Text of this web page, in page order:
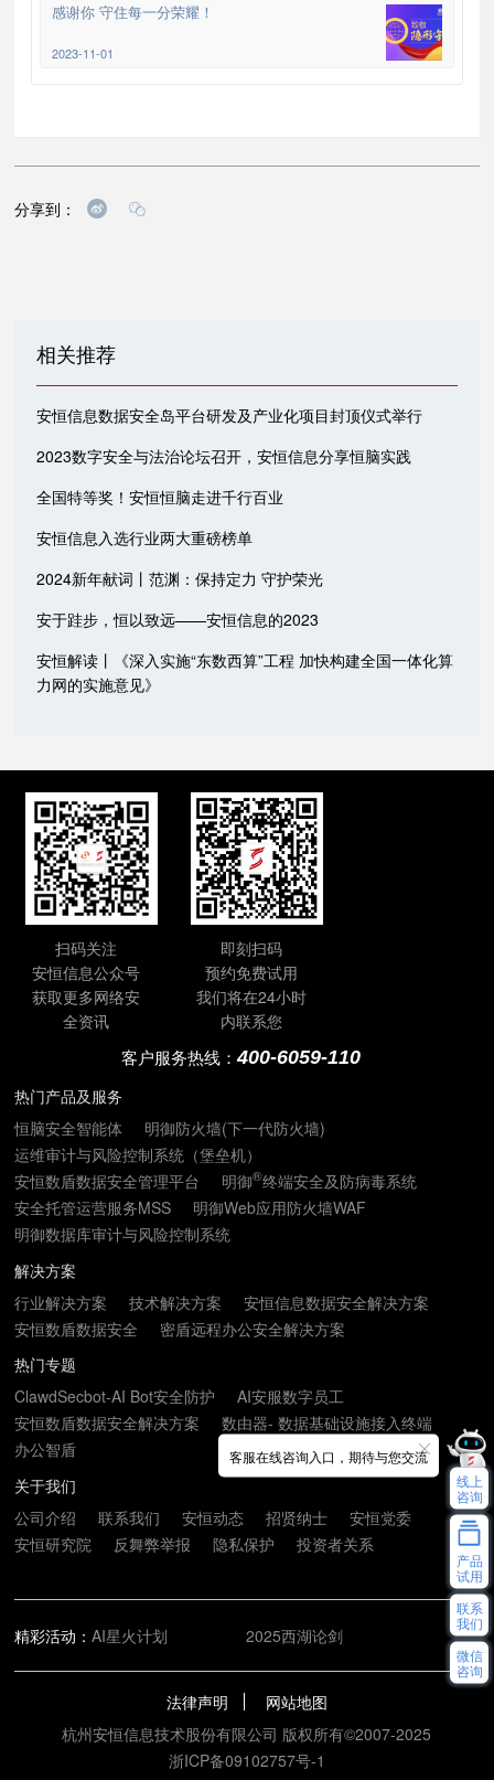
感谢你 守住每一分荣耀！
2023-11-01
分享到：
相关推荐
安恒信息数据安全岛平台研发及产业化项目封顶仪式举行
2023数字安全与法治论坛召开，安恒信息分享恒脑实践
全国特等奖！安恒恒脑走进千行百业
安恒信息入选行业两大重磅榜单
2024新年献词丨范渊：保持定力 守护荣光
安于跬步，恒以致远——安恒信息的2023
安恒解读丨《深入实施“东数西算”工程 加快构建全国一体化算
力网的实施意见》
扫码关注
安恒信息公众号
获取更多网络安
全资讯
即刻扫码
预约免费试用
我们将在24小时
内联系您
客户服务热线：400-6059-110
热门产品及服务
恒脑安全智能体
明御防火墙(下一代防火墙)
运维审计与风险控制系统（堡垒机）
安恒数盾数据安全管理平台
明御®终端安全及防病毒系统
安全托管运营服务MSS
明御Web应用防火墙WAF
明御数据库审计与风险控制系统
解决方案
行业解决方案
技术解决方案
安恒信息数据安全解决方案
安恒数盾数据安全
密盾远程办公安全解决方案
热门专题
ClawdSecbot-AI Bot安全防护
AI安服数字员工
安恒数盾数据安全解决方案
数由器- 数据基础设施接入终端
办公智盾
关于我们
公司介绍
联系我们 安恒动态 招贤纳士
安恒党委
安恒研究院
反舞弊举报 隐私保护 投资者关系
精彩活动：AI星火计划 2025西湖论剑
法律声明
网站地图
杭州安恒信息技术股份有限公司 版权所有©2007-2025
浙ICP备09102757号-1
客服在线咨询入口，期待与您交流
线上
咨询
产品
试用
联系
我们
微信
咨询